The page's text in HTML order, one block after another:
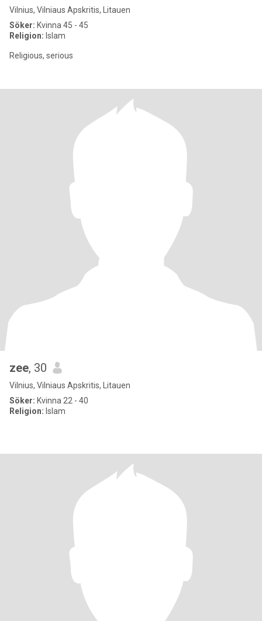
Vilnius, Vilniaus Apskritis, Litauen
Söker: Kvinna 45 - 45
Religion: Islam
Religious, serious
zee, 30
Vilnius, Vilniaus Apskritis, Litauen
Söker: Kvinna 22 - 40
Religion: Islam